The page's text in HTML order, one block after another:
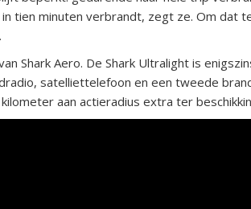
tien minuten verbrandt, zegt ze. Om dat
Shark Aero. De Shark Ultralight is
satelliettelefoon en een tweede
aan actieradius extra ter